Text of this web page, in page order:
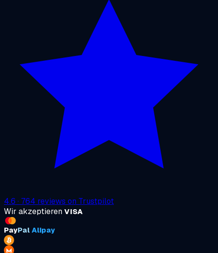
4.6 · 764 reviews on Trustpilot
Wir akzeptieren VISA
PayPal Alipay